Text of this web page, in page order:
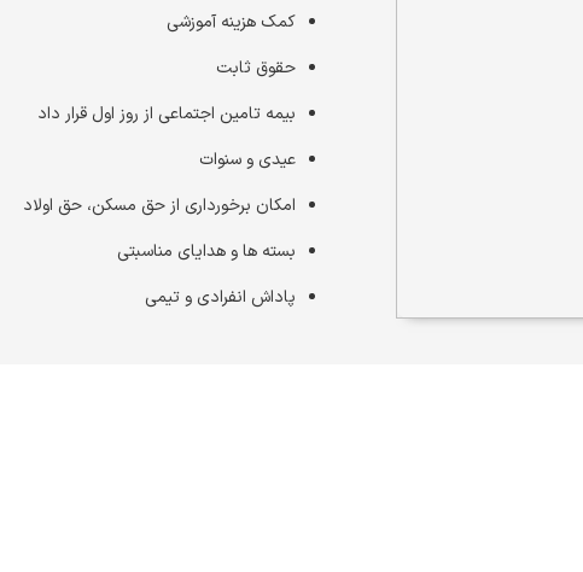
کمک هزینه آموزشی
حقوق ثابت
بیمه تامین اجتماعی از روز اول قرار داد
عیدی و سنوات
امکان برخورداری از حق مسکن، حق اولاد
بسته ها و هدایای مناسبتی
پاداش انفرادی و تیمی